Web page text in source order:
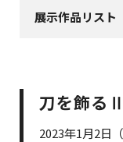
展示作品リスト
刀を飾るⅡ
2023年1月2日